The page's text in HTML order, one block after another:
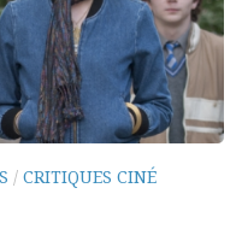
/ CRITIQUES CINÉ